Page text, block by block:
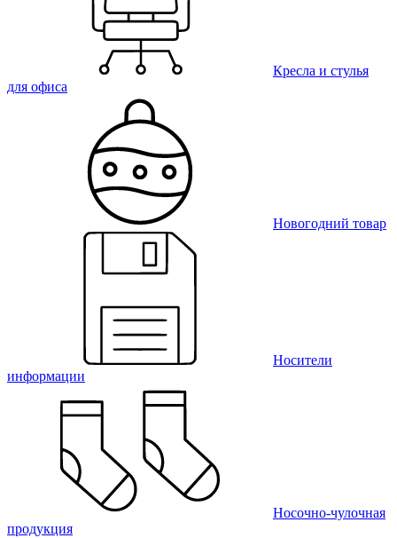
Кресла и стулья
для офиса
Новогодний товар
Носители
информации
Носочно-чулочная
продукция